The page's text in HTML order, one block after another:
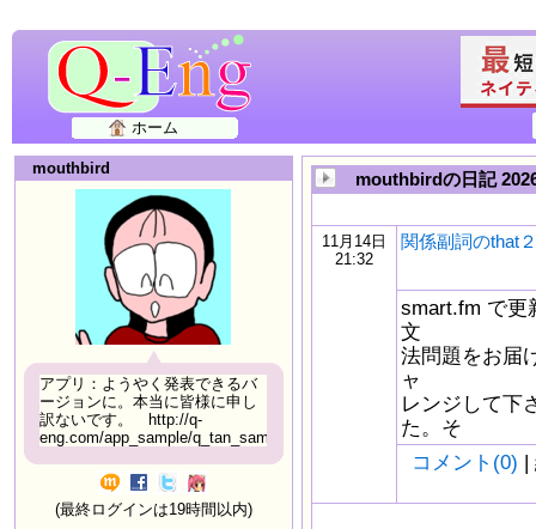
ホーム
mouthbird
アプリ：ようやく発表できるバ
ージョンに。本当に皆様に申し
訳ないです。 http://q-
eng.com/app_sample/q_tan_sample06.html
(最終ログインは19時間以内)
mouthbirdの日記
11月14日
21:32
関係副詞のthat
smart.fm で更
文
法問題をお届
ャ
レンジして下
た。そ
コメント(0) |